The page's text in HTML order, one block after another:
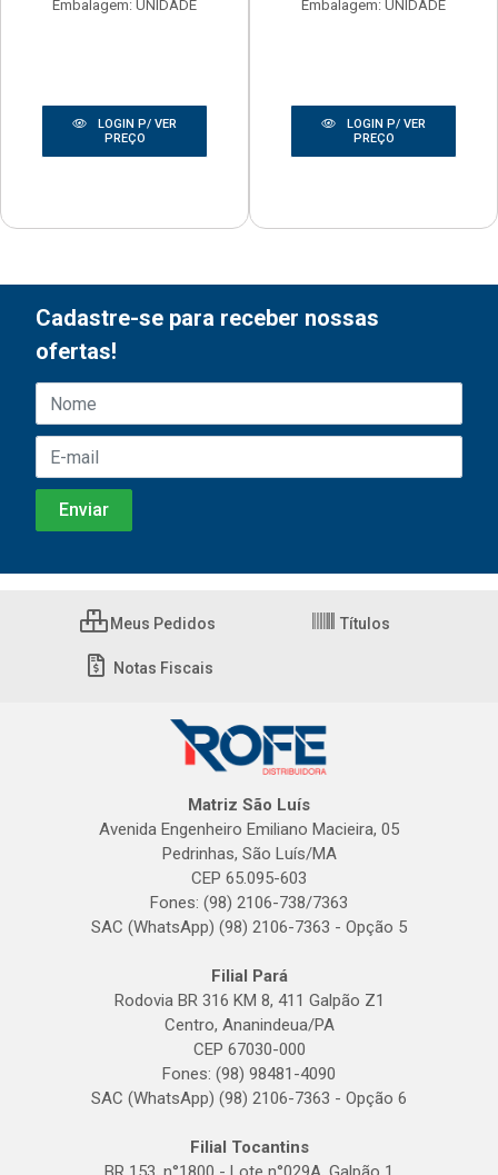
Embalagem: UNIDADE
LOGIN P/ VER
PREÇO
Embalagem: UNIDADE
LOGIN P/ VER
PREÇO
Cadastre-se para receber nossas
ofertas!
Meus Pedidos Títulos
Notas Fiscais
Matriz São Luís
Avenida Engenheiro Emiliano Macieira, 05
Pedrinhas, São Luís/MA
CEP 65.095-603
Fones: (98) 2106-738/7363
SAC (WhatsApp) (98) 2106-7363 - Opção 5
Filial Pará
Rodovia BR 316 KM 8, 411 Galpão Z1
Centro, Ananindeua/PA
CEP 67030-000
Fones: (98) 98481-4090
SAC (WhatsApp) (98) 2106-7363 - Opção 6
Filial Tocantins